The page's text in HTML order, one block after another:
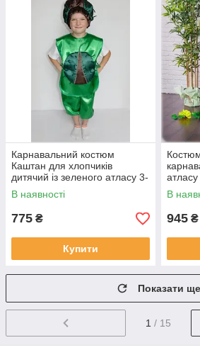
Карнавальний костюм
Каштан для хлопчиків
дитячий із зеленого атласу 3-
8 років
В наявності
775 ₴
Купити
атласу
В
945 ₴
Показати ще
1 / 15